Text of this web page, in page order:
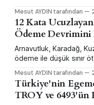
merkez bankası
büyük ölçekte yaptı —
feragat ederek.
Mesut AYDIN tarafından
12 Kata
Ödeme Devrimini
Arnavutluk, Karadağ,
ödeme ile düşük sınır
mühendislikleriyle
ithal ederek satın aldı.
Mesut AYDIN tarafından
Türkiye'nin
TROY ve 6493'ün